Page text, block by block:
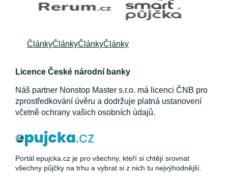
ČlánkyČlánkyČlánkyČlánky
Licence České národní banky
Náš partner Nonstop Master s.r.o. má licenci ČNB pro
zprostředkování úvěru a dodržuje platná ustanovení
včetně ochrany vašich osobních údajů.
Portál epujcka.cz je pro všechny, kteří si chtějí srovnat
všechny půjčky na trhu a vybrat si z nich tu nejvýhodnější.